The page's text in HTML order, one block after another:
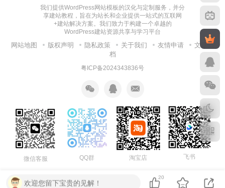
我们提供WordPress网站模板的汉化与定制服务，并分
享建站教程，旨在为站长和企业提供一站式的互联网
+建站解决方案。我们致力于构建一个卓越的
WordPress建站资源共享与学习平台
网站地图 版权声明 隐私政策 关于我们 友情申请
文章归
档
粤ICP备2024343836号
微信客服 QQ群 淘宝店 飞书
欢迎您留下宝贵的见解！
20